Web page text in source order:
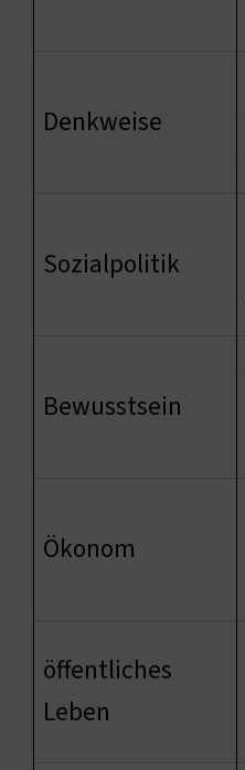
Denkweise
Sozialpolitik
Bewusstsein
Ökonom
öffentliches
Leben